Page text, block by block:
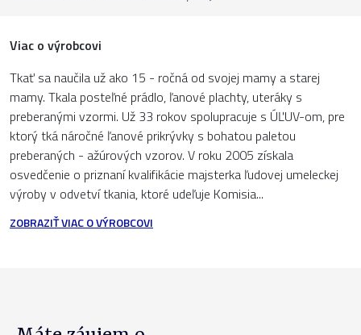
Viac o výrobcovi
Tkať sa naučila už ako 15 - ročná od svojej mamy a starej
mamy. Tkala posteľné prádlo, ľanové plachty, uteráky s
preberanými vzormi. Už 33 rokov spolupracuje s ÚĽUV-om, pre
ktorý tká náročné ľanové prikrývky s bohatou paletou
preberaných - ažúrových vzorov. V roku 2005 získala
osvedčenie o priznaní kvalifikácie majsterka ľudovej umeleckej
výroby v odvetví tkania, ktoré udeľuje Komisia...
ZOBRAZIŤ VIAC O VÝROBCOVI